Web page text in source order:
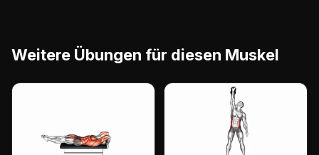
Weitere Übungen für diesen Muskel